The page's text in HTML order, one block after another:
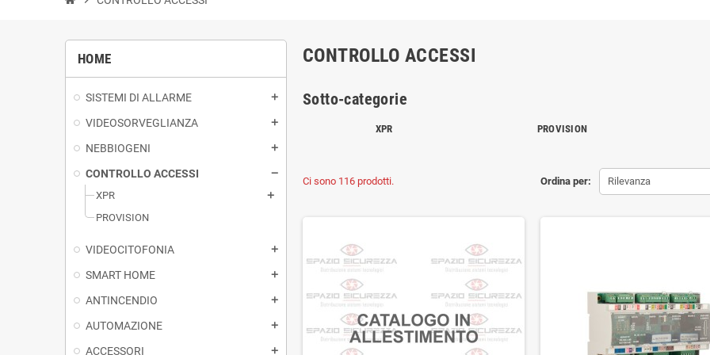
HOME
SISTEMI DI ALLARME
VIDEOSORVEGLIANZA
NEBBIOGENI
CONTROLLO ACCESSI
XPR
PROVISION
VIDEOCITOFONIA
SMART HOME
ANTINCENDIO
AUTOMAZIONE
ACCESSORI
CONTROLLO ACCESSI
Sotto-categorie
XPR PROVISION
Ordina per: Rilevanza
Ci sono 116 prodotti.